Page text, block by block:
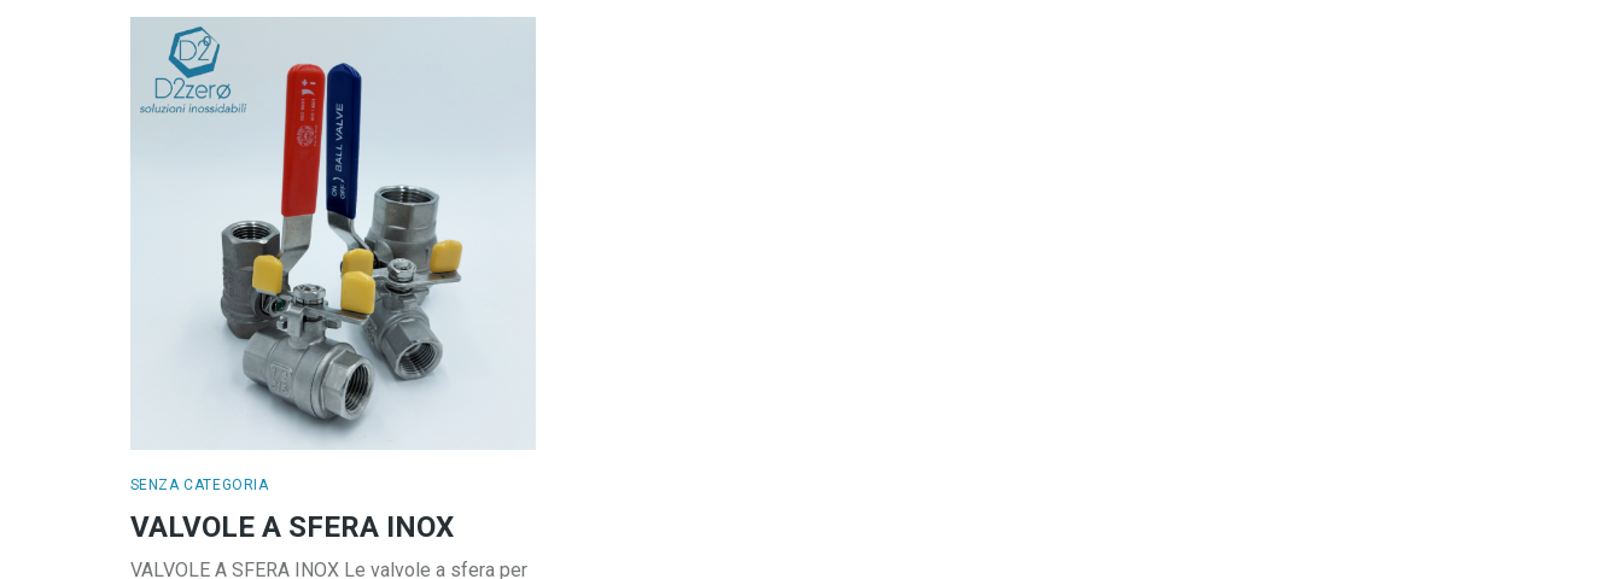
SENZA CATEGORIA
VALVOLE A SFERA INOX
VALVOLE A SFERA INOX Le valvole a sfera per